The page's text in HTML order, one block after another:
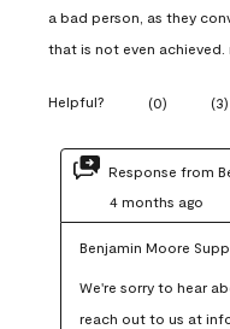
a bad person, as they
that is not even
Helpful? (0) (3)
Response from
4 months ago
Benjamin Moore
We're sorry to hear
reach out to us at